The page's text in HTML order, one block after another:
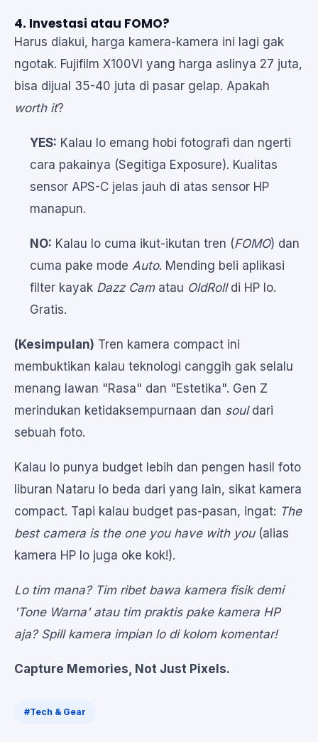
4. Investasi atau FOMO?
Harus diakui, harga kamera-kamera ini lagi gak
ngotak. Fujifilm X100VI yang harga aslinya 27 juta,
bisa dijual 35-40 juta di pasar gelap. Apakah
worth it?
YES: Kalau lo emang hobi fotografi dan ngerti
cara pakainya (Segitiga Exposure). Kualitas
sensor APS-C jelas jauh di atas sensor HP
manapun.
NO: Kalau lo cuma ikut-ikutan tren (FOMO) dan
cuma pake mode Auto. Mending beli aplikasi
filter kayak Dazz Camatau OldRolldi HP lo.
Gratis.
(Kesimpulan) Tren kamera compact ini
membuktikan kalau teknologi canggih gak selalu
menang lawan "Rasa" dan "Estetika". Gen Z
merindukan ketidaksempurnaan dan souldari
sebuah foto.
Kalau lo punya budget lebih dan pengen hasil foto
liburan Nataru lo beda dari yang lain, sikat kamera
compact. Tapi kalau budget pas-pasan, ingat: The
best camera is the one you have with you(alias
kamera HP lo juga oke kok!).
Lo tim mana? Tim ribet bawa kamera fisik demi
'Tone Warna' atau tim praktis pake kamera HP
aja? Spill kamera impian lo di kolom komentar!
Capture Memories, Not Just Pixels.
#Tech & Gear